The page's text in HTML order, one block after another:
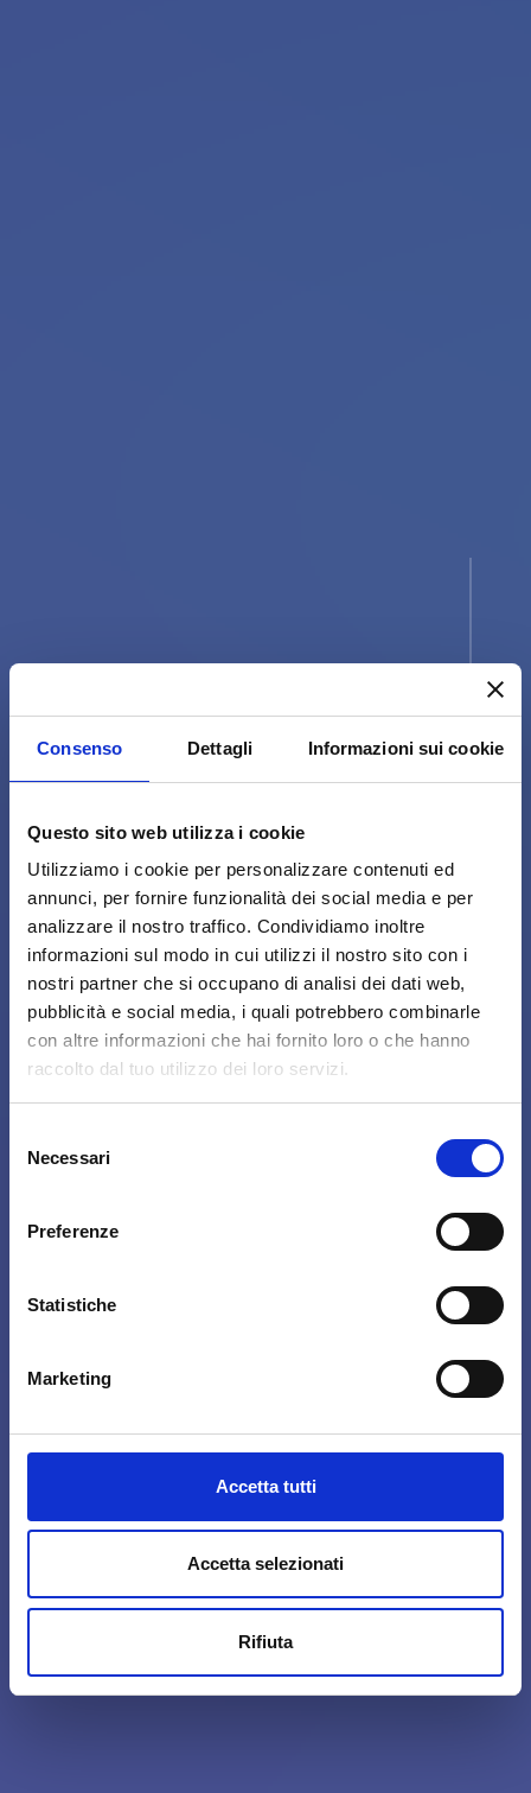
Consenso Dettagli Informazioni sui cookie
Questo sito web utilizza i cookie
Utilizziamo i cookie per personalizzare contenuti ed
annunci, per fornire funzionalità dei social media e per
analizzare il nostro traffico. Condividiamo inoltre
informazioni sul modo in cui utilizzi il nostro sito con i
nostri partner che si occupano di analisi dei dati web,
pubblicità e social media, i quali potrebbero combinarle
con altre informazioni che hai fornito loro o che hanno
raccolto dal tuo utilizzo dei loro servizi.
delNecessari
Preferenze
Statistiche
Marketing
Accetta tutti
Accetta selezionati
Rifiuta